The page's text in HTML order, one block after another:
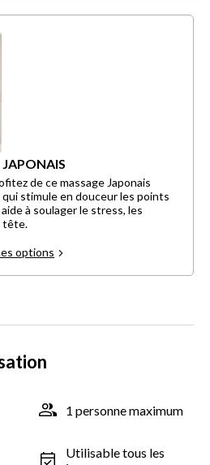
JAPONAIS
de ce massage Japonais
stimule en douceur les points
à soulager le stress, les
tête.
options
1 personne maximum
Utilisable tous les